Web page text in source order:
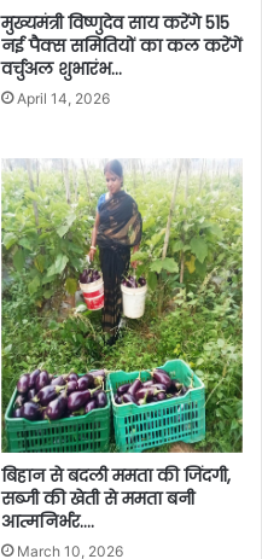
मुख्यमंत्री विष्णुदेव साय करेंगे 515
नई पैक्स समितियों का कल करेंगें
वर्चुअल शुभारंभ…
April 14, 2026
बिहान से बदली ममता की जिंदगी,
सब्जी की खेती से ममता बनी
आत्मनिर्भर….
March 10, 2026